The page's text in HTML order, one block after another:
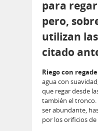
para
pero,
utilizan
citado
Riego con
agua con
que regar desde
también el tronco.
ser abundante,
por los orificios